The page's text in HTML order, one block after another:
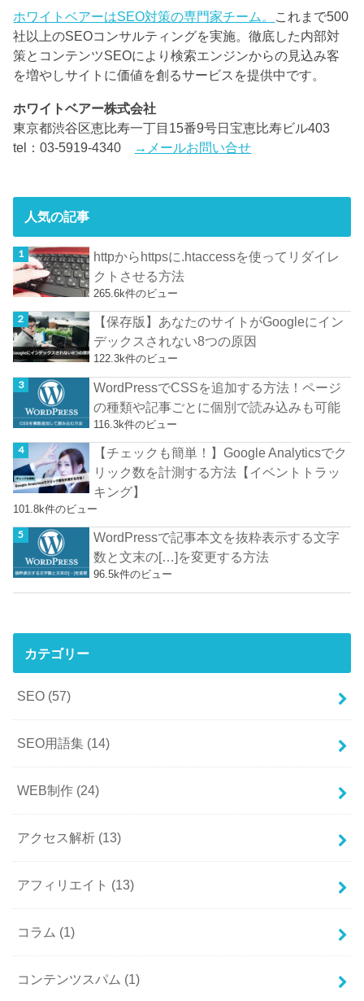
ホワイトベアーはSEO対策の専門家チーム。 これまで500
社以上のSEOコンサルティングを実施。徹底した内部対
策とコンテンツSEOにより検索エンジンからの見込み客
を増やしサイトに価値を創るサービスを提供中です。
ホワイトベアー株式会社
東京都渋谷区恵比寿一丁目15番9号日宝恵比寿ビル403
tel：03-5919-4340
→メールお問い合せ
人気の記事
httpからhttpsに.htaccessを使ってリダイレ
クトさせる方法
265.6k件のビュー
【保存版】あなたのサイトがGoogleにイン
デックスされない8つの原因
122.3k件のビュー
WordPressでCSSを追加する方法！ページ
の種類や記事ごとに個別で読み込みも可能
116.3k件のビュー
【チェックも簡単！】Google Analyticsでク
リック数を計測する方法【イベントトラッ
キング】
101.8k件のビュー
WordPressで記事本文を抜粋表示する文字
数と文末の[…]を変更する方法
96.5k件のビュー
カテゴリー
SEO (57)
SEO用語集 (14)
WEB制作 (24)
アクセス解析 (13)
アフィリエイト (13)
コラム (1)
コンテンツスパム (1)